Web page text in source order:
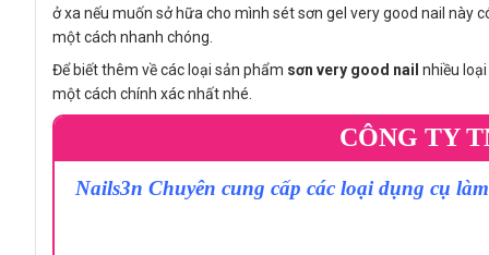
ở xa nếu muốn sở hữa cho mình sét sơn gel very good nail này
một cách nhanh chóng.
Để biết thêm về các loại sản phẩm sơn very good nail nhiều
một cách chính xác nhất nhé.
CÔNG TY
Nails3n Chuyên cung cấp các loại dụng cụ